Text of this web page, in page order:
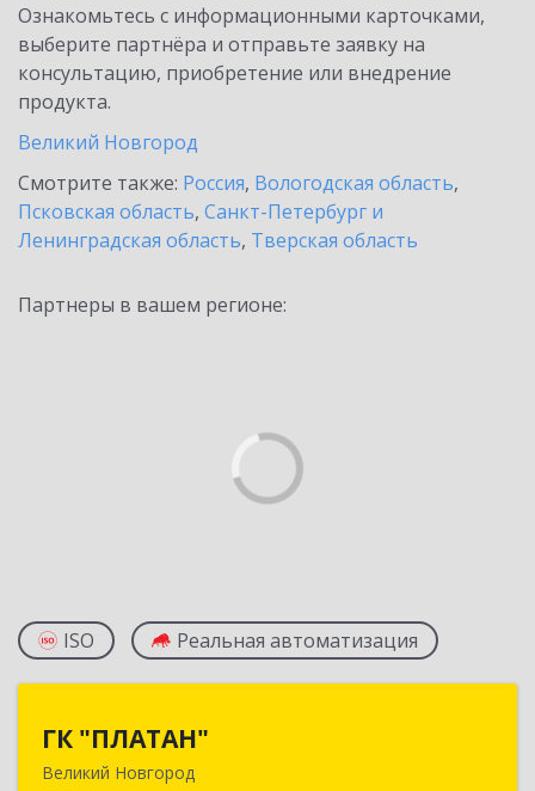
Ознакомьтесь с информационными карточками,
выберите партнёра и отправьте заявку на
консультацию, приобретение или внедрение
продукта.
Великий Новгород
Смотрите также: Россия, Вологодская область,
Псковская область, Санкт-Петербург и
Ленинградская область, Тверская область
Партнеры в вашем регионе:
ISO Реальная автоматизация
ГК "ПЛАТАН"
Великий Новгород
173003, Новгородская обл, Великий Новгород